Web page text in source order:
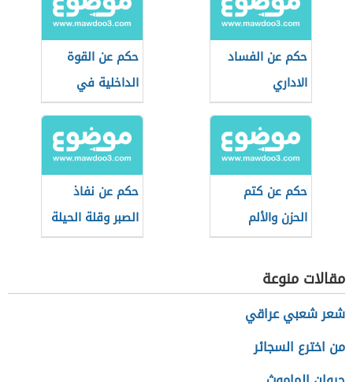
حكم عن الفساد
الاداري
حكم عن القوة
الداخلية في
الإنسان
حكم عن كتم
الحزن والألم
حكم عن نفاذ
الصبر وقلة الحيلة
مقالات منوعة
شعر شعبي عراقي
من اخترع السجائر